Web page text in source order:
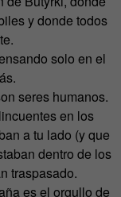
y donde todos
solo en el
seres humanos.
en los
a tu lado (y que
dentro de los
traspasado.
es el orgullo de